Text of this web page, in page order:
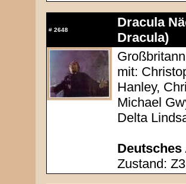
# 2648
Dracula
Dracula)
mit:
Hanley,
Michael
Delta
Deutsches
Zustand: Z3